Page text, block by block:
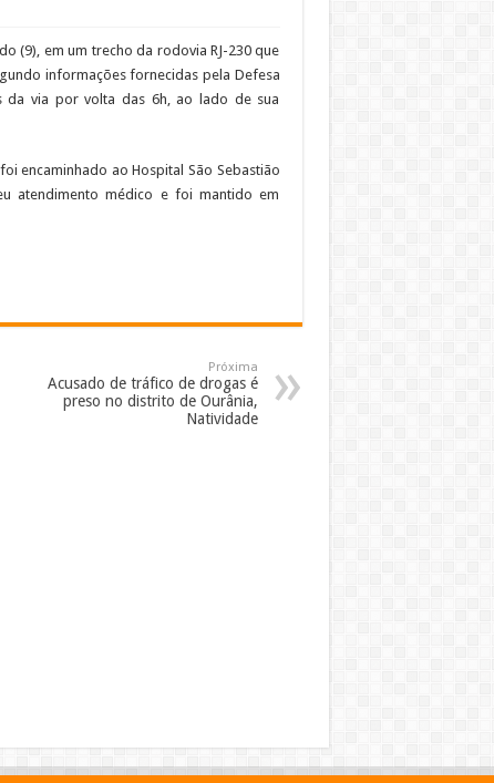
(9), em um trecho da rodovia RJ-230 que
informações fornecidas pela Defesa
da via por volta das 6h, ao lado de sua
encaminhado ao Hospital São Sebastião
atendimento médico e foi mantido em
Próxima
Acusado de tráfico de drogas é
preso no distrito de Ourânia,
Natividade